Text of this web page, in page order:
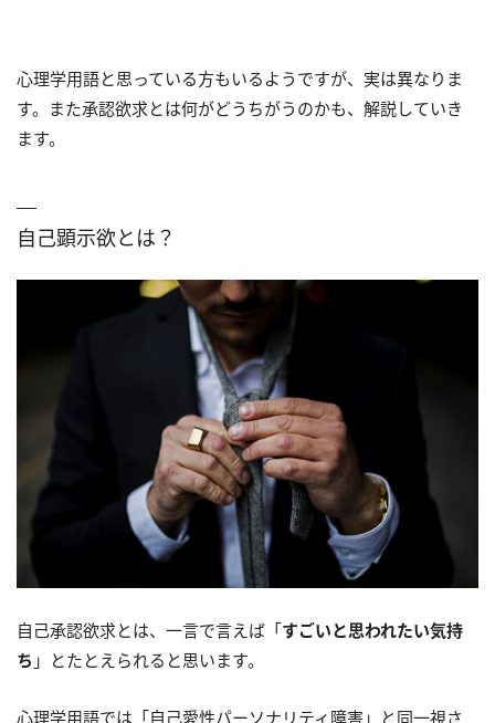
心理学用語と思っている方もいるようですが、実は異なりま
す。また承認欲求とは何がどうちがうのかも、解説していき
ます。
自己顕示欲とは？
自己承認欲求とは、一言で言えば「すごいと思われたい気持
ち 」とたとえられると思います。
心理学用語では「自己愛性パーソナリティ障害」と同一視さ